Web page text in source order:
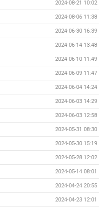
2024-08-21 10:02
2024-08-06 11:38
2024-06-30 16:39
2024-06-14 13:48
2024-06-10 11:49
2024-06-09 11:47
2024-06-04 14:24
2024-06-03 14:29
2024-06-03 12:58
2024-05-31 08:30
2024-05-30 15:19
2024-05-28 12:02
2024-05-14 08:01
2024-04-24 20:55
2024-04-23 12:01